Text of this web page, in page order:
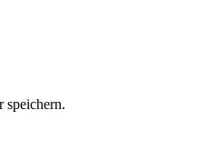
speichern.